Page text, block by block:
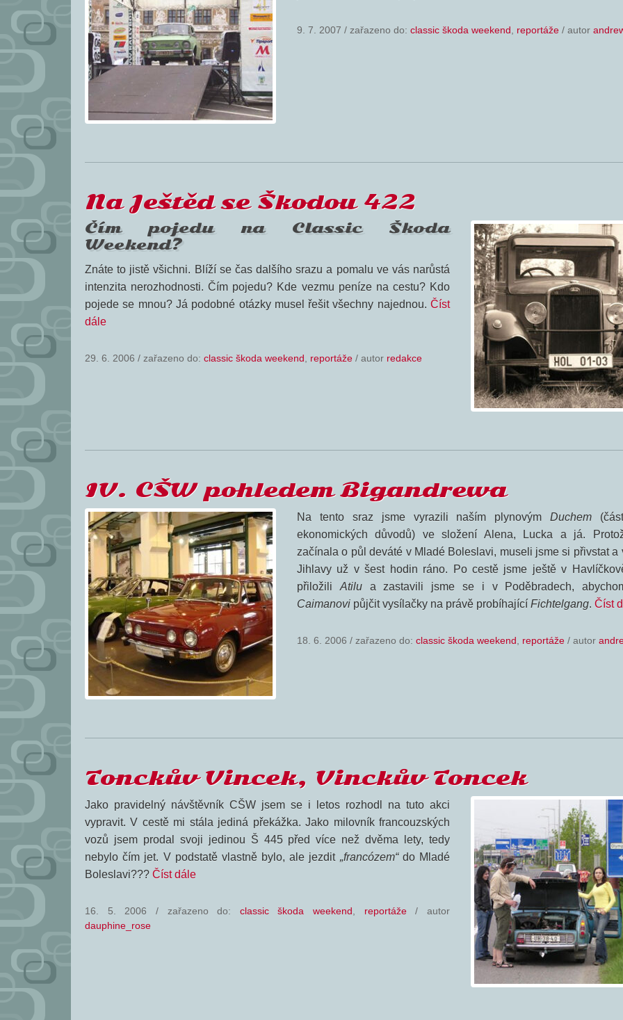
9. 7. 2007 / zařazeno do: classic škoda weekend reportáže / autor
Na Ještěd se Škodou 422
Čím pojedu na Classic Škoda
Weekend?
Znáte to jistě všichni. Blíží se čas dalšího srazu a pomalu ve vás narůstá
intenzita nerozhodnosti. Čím pojedu? Kde vezmu peníze na cestu? Kdo
pojede se mnou? Já podobné otázky musel řešit všechny najednou. Číst
dále
29. 6. 2006 / zařazeno do: classic škoda weekend reportáže / autor redakce
IV. CŠW pohledem Bigandrewa
Na tento sraz jsme vyrazili naším plynovýmDuchem
ekonomických důvodů) ve složení Alena, Lucka a já.
začínala o půl deváté v Mladé Boleslavi, museli jsme si přivstat a
Jihlavy už v šest hodin ráno. Po cestě jsme ještě v
přiložili Atilua zastavili jsme se i v Poděbradech,
Caimanovi půjčit vysílačky na právě probíhající Fichtelgang. Číst
18. 6. 2006 / zařazeno do: classic škoda weekend reportáže / autor
Tonckův Vincek, Vinckův Toncek
Jako pravidelný návštěvník CŠW jsem se i letos rozhodl na tuto akci
vypravit. V cestě mi stála jediná překážka. Jako milovník francouzských
vozů jsem prodal svoji jedinou Š 445 před více než dvěma lety, tedy
nebylo čím jet. V podstatě vlastně bylo, ale jezdit „francózem“do Mladé
Boleslavi??? Číst dále
16. 5. 2006 / zařazeno do: classic škoda weekend reportáže/ autor
dauphine_rose